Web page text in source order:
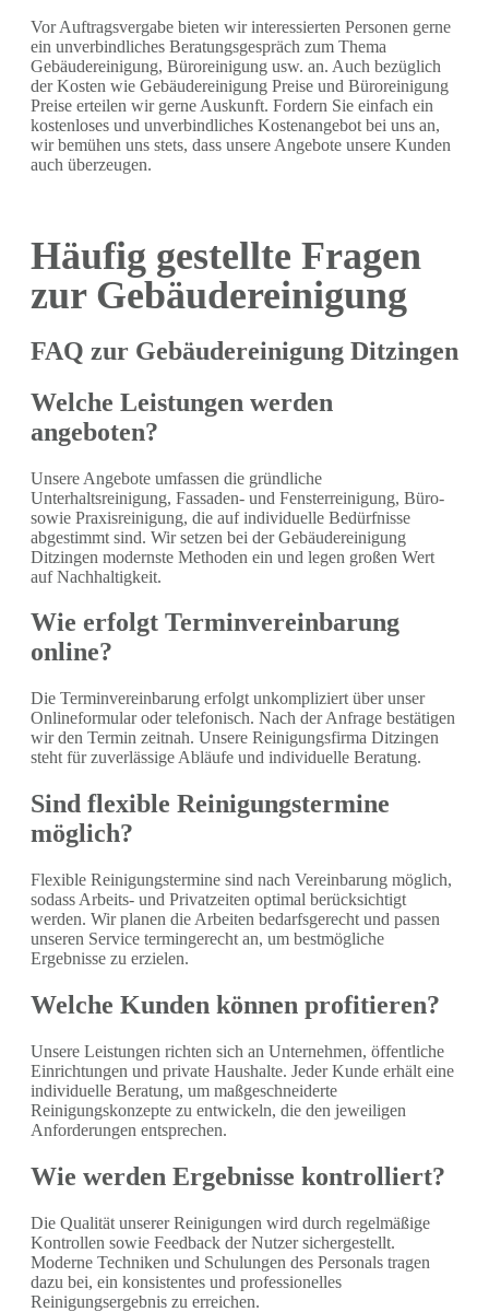
Vor Auftragsvergabe bieten wir interessierten Personen gerne
ein unverbindliches Beratungsgespräch zum Thema
Gebäudereinigung, Büroreinigung usw. an. Auch bezüglich
der Kosten wie Gebäudereinigung Preise und Büroreinigung
Preise erteilen wir gerne Auskunft. Fordern Sie einfach ein
kostenloses und unverbindliches Kostenangebot bei uns an,
wir bemühen uns stets, dass unsere Angebote unsere Kunden
auch überzeugen.
Häufig gestellte Fragen
zur Gebäudereinigung
FAQ zur Gebäudereinigung Ditzingen
Welche Leistungen werden
angeboten?
Unsere Angebote umfassen die gründliche
Unterhaltsreinigung, Fassaden- und Fensterreinigung, Büro-
sowie Praxisreinigung, die auf individuelle Bedürfnisse
abgestimmt sind. Wir setzen bei der Gebäudereinigung
Ditzingen modernste Methoden ein und legen großen Wert
auf Nachhaltigkeit.
Wie erfolgt Terminvereinbarung
online?
Die Terminvereinbarung erfolgt unkompliziert über unser
Onlineformular oder telefonisch. Nach der Anfrage bestätigen
wir den Termin zeitnah. Unsere Reinigungsfirma Ditzingen
steht für zuverlässige Abläufe und individuelle Beratung.
Sind flexible Reinigungstermine
möglich?
Flexible Reinigungstermine sind nach Vereinbarung möglich,
sodass Arbeits- und Privatzeiten optimal berücksichtigt
werden. Wir planen die Arbeiten bedarfsgerecht und passen
unseren Service termingerecht an, um bestmögliche
Ergebnisse zu erzielen.
Welche Kunden können profitieren?
Unsere Leistungen richten sich an Unternehmen, öffentliche
Einrichtungen und private Haushalte. Jeder Kunde erhält eine
individuelle Beratung, um maßgeschneiderte
Reinigungskonzepte zu entwickeln, die den jeweiligen
Anforderungen entsprechen.
Wie werden Ergebnisse kontrolliert?
Die Qualität unserer Reinigungen wird durch regelmäßige
Kontrollen sowie Feedback der Nutzer sichergestellt.
Moderne Techniken und Schulungen des Personals tragen
dazu bei, ein konsistentes und professionelles
Reinigungsergebnis zu erreichen.